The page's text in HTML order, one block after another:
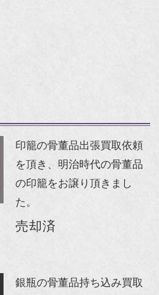
印籠の骨董品出張買取依頼
を頂き、明治時代の骨董品
の印籠をお譲り頂きまし
た。
売却済
銀瓶の骨董品持ち込み買取